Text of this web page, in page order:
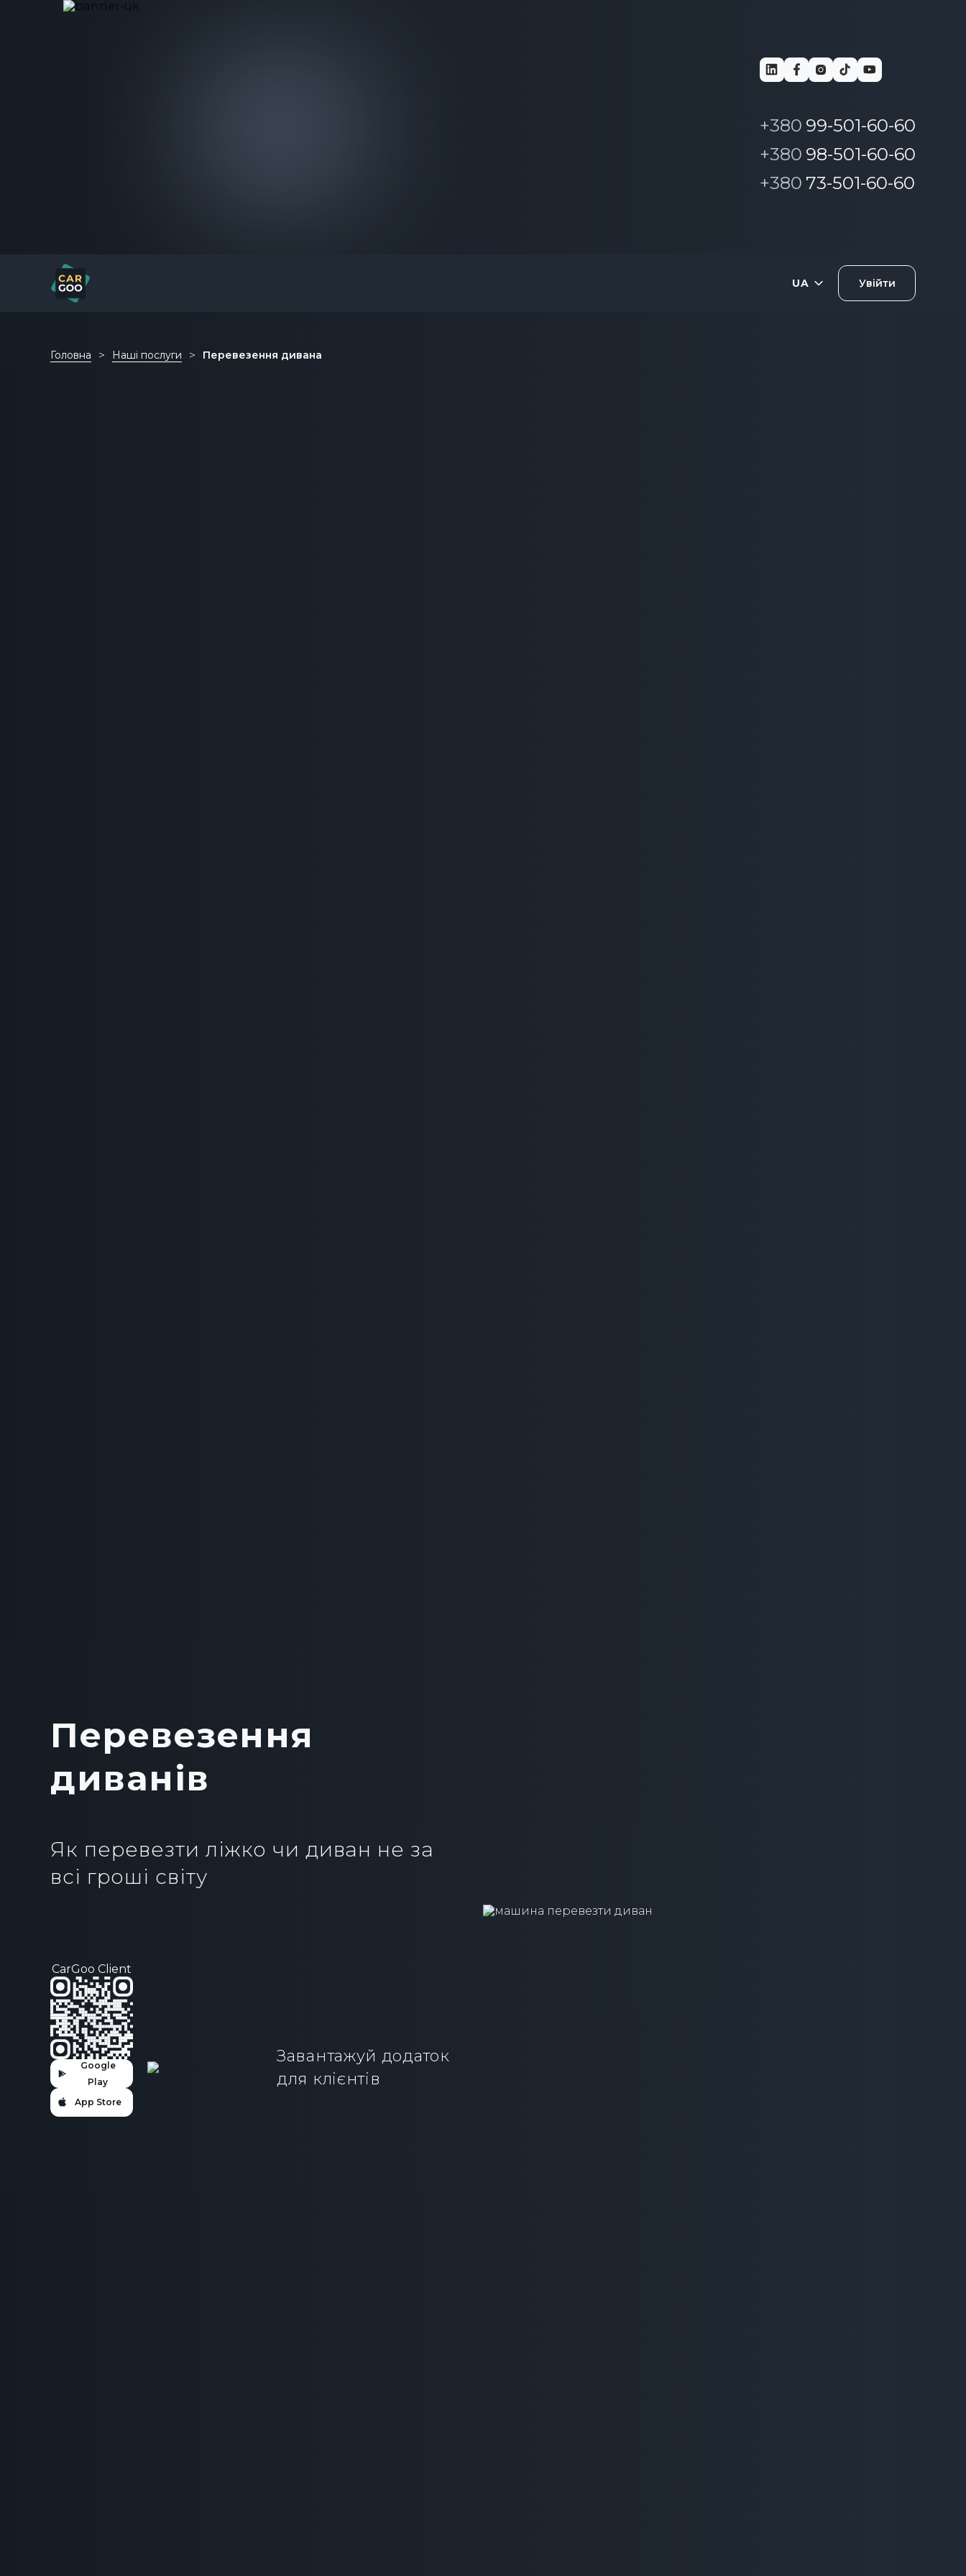
+380 99-501-60-60
+380 98-501-60-60
+380 73-501-60-60
UA Увійти
Головна Наші послуги Перевезення дивана
Перевезення
диванів
Як перевезти ліжко чи диван не за
всі гроші світу
CarGoo Client
Google
Play
App Store
Завантажуй додаток
для клієнтів